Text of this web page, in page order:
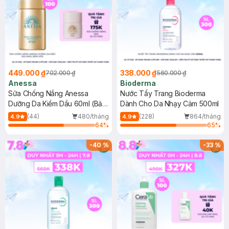
449.000 ₫702.000 ₫
Anessa
Sữa Chống Nắng Anessa
Dưỡng Da Kiềm Dầu 60ml (Bản
Mới)
4.9 (44)
480/tháng
64%
338.000 ₫560.000 ₫
Bioderma
Nước Tẩy Trang Bioderma
Dành Cho Da Nhạy Cảm 500ml
4.9 (228)
864/tháng
65%
-40% -33%